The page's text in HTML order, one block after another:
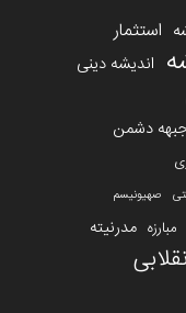
استثمار
اندیشه دینی
دشمن
صهیونیسم
مبارزه مدرنیته